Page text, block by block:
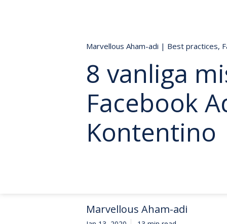
Marvellous Aham-adi | Best practices,
8 vanliga
Facebook
Kontentino
Marvellous Aham-adi